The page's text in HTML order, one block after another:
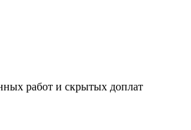
работ и скрытых доплат